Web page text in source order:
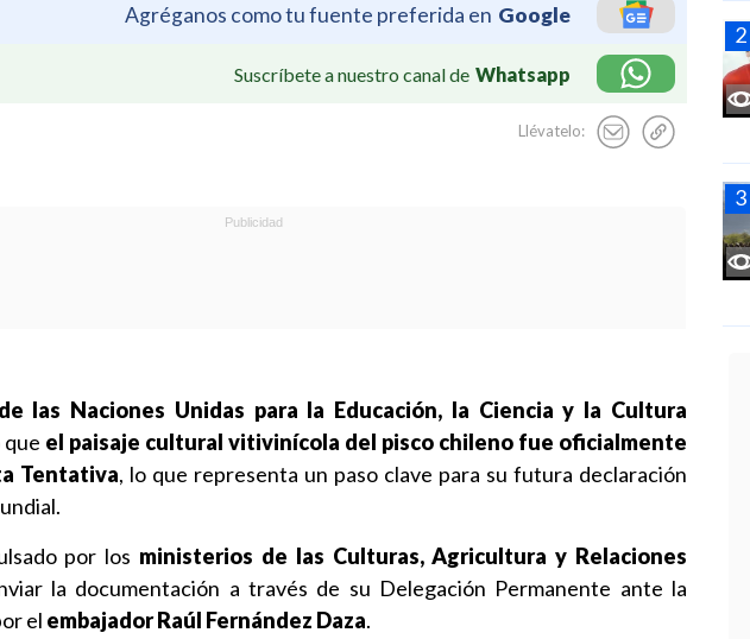
Agréganos como tu fuente preferida en Google
Suscríbete a nuestro canal de Whatsapp
Llévatelo:
las Naciones Unidas para la Educación, la Ciencia y la Cultura
que el paisaje cultural vitivinícola del pisco chileno fue oficialmente
Tentativa, lo que representa un paso clave para su futura declaración
por los ministerios de las Culturas, Agricultura y Relaciones
la documentación a través de su Delegación Permanente ante la
el embajador Raúl Fernández Daza.